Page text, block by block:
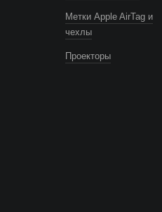
Метки Apple AirTag и
чехлы
Проекторы